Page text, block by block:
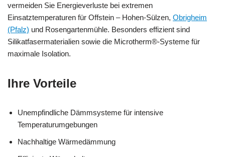
vermeiden Sie Energieverluste bei extremen
Einsatztemperaturen für Offstein – Hohen-Sülzen, Obrigheim
(Pfalz) und Rosengartenmühle. Besonders effizient sind
Silikatfasermaterialien sowie die Microtherm®-Systeme für
maximale Isolation.
Ihre Vorteile
Unempfindliche Dämmsysteme für intensive
Temperaturumgebungen
Nachhaltige Wärmedämmung